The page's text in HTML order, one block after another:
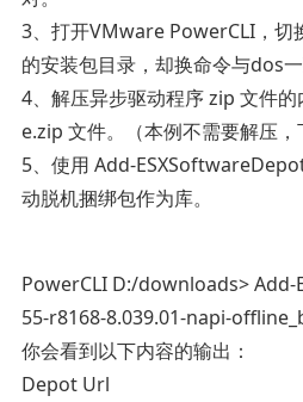
3、打开VMware PowerCLI，切
的安装包目录，却换命令与dos一
4、解压异步驱动程序 zip 文件
e.zip 文件。（本例不需要解压，
5、使用 Add-
动脱机捆绑包作为库。
PowerCLI D:/downloads>
55-r8168-8.039.01-napi-
你会看到以下内容的输出：
Depot Url